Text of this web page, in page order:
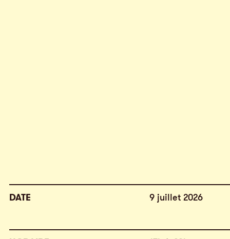
DATE 9 juillet 2026